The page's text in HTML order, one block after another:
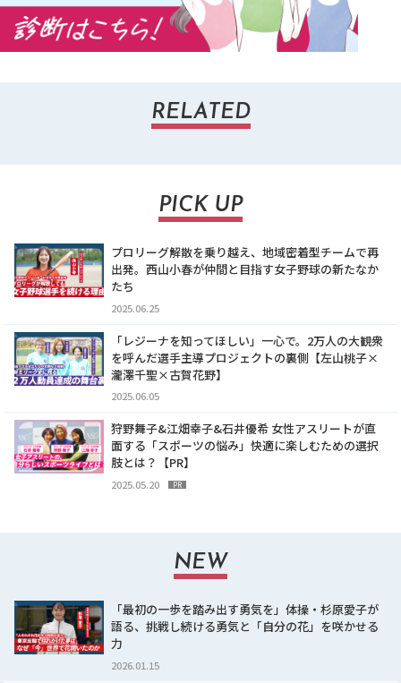
RELATED
PICK UP
プロリーグ解散を乗り越え、地域密着型チームで再
出発。西山小春が仲間と目指す女子野球の新たなか
たち
2025.06.25
「レジーナを知ってほしい」一心で。2万人の大観衆
を呼んだ選手主導プロジェクトの裏側【左山桃子×
瀧澤千聖×古賀花野】
2025.06.05
狩野舞子&江畑幸子&石井優希 女性アスリートが直
面する「スポーツの悩み」快適に楽しむための選択
肢とは？【PR】
2025.05.20 PR
NEW
「最初の一歩を踏み出す勇気を」体操・杉原愛子が
語る、挑戦し続ける勇気と「自分の花」を咲かせる
力
2026.01.15